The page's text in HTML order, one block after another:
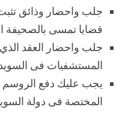
جلب واحضار وذائق
قضايا تمسى بالصحيفة
جلب واحضار العقد
المستشفيات فى
يجب عليك دفع الروسم
المختصة فى دولة